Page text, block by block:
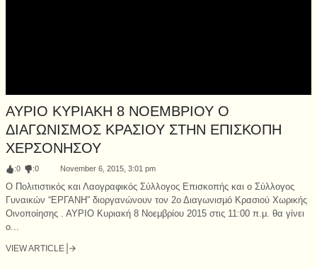
ΑΥΡΙΟ ΚΥΡΙΑΚΗ 8 ΝΟΕΜΒΡΙΟΥ Ο
ΔΙΑΓΩΝΙΣΜΟΣ ΚΡΑΣΙΟΥ ΣΤΗΝ ΕΠΙΣΚΟΠΗ
ΧΕΡΣΟΝΗΣΟΥ
:0 :0 November 6, 2015, 3:01 pm
Ο Πολιτιστικός και Λαογραφικός Σύλλογος Επισκοπής και ο Σύλλογος
Γυναικών “ΕΡΓΑΝΗ” διοργανώνουν τον 2ο Διαγωνισμό Κρασιού Χωρικής
Οινοποίησης . ΑΥΡΙΟ Κυριακή 8 Νοεμβρίου 2015 στις 11:00 π.μ. θα γίνει
ο...
VIEW ARTICLE